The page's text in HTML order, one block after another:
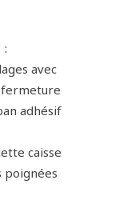
:
avec
fermeture
adhésif
caisse
poignées